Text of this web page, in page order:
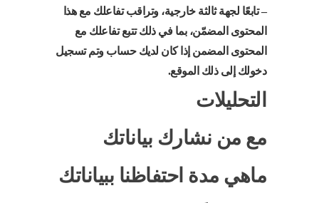
– تابعًا لجهة ثالثة خارجية، وتراقب تفاعلك مع هذا
المحتوى المضمّن، بما في ذلك تتبع تفاعلك مع
المحتوى المضمن إذا كان لديك حساب وتم تسجيل
دخولك إلى ذلك الموقع.
التحليلات
مع من نشارك بياناتك
ماهي مدة احتفاظنا ببياناتك